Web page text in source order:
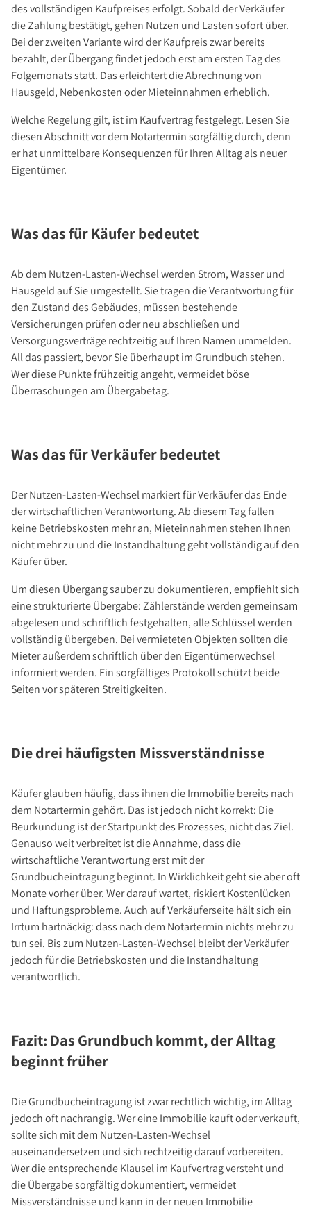
des vollständigen Kaufpreises erfolgt. Sobald der Verkäufer
die Zahlung bestätigt, gehen Nutzen und Lasten sofort über.
Bei der zweiten Variante wird der Kaufpreis zwar bereits
bezahlt, der Übergang findet jedoch erst am ersten Tag des
Folgemonats statt. Das erleichtert die Abrechnung von
Hausgeld, Nebenkosten oder Mieteinnahmen erheblich.
Welche Regelung gilt, ist im Kaufvertrag festgelegt. Lesen Sie
diesen Abschnitt vor dem Notartermin sorgfältig durch, denn
er hat unmittelbare Konsequenzen für Ihren Alltag als neuer
Eigentümer.
Was das für Käufer bedeutet
Ab dem Nutzen-Lasten-Wechsel werden Strom, Wasser und
Hausgeld auf Sie umgestellt. Sie tragen die Verantwortung für
den Zustand des Gebäudes, müssen bestehende
Versicherungen prüfen oder neu abschließen und
Versorgungsverträge rechtzeitig auf Ihren Namen ummelden.
All das passiert, bevor Sie überhaupt im Grundbuch stehen.
Wer diese Punkte frühzeitig angeht, vermeidet böse
Überraschungen am Übergabetag.
Was das für Verkäufer bedeutet
Der Nutzen-Lasten-Wechsel markiert für Verkäufer das Ende
der wirtschaftlichen Verantwortung. Ab diesem Tag fallen
keine Betriebskosten mehr an, Mieteinnahmen stehen Ihnen
nicht mehr zu und die Instandhaltung geht vollständig auf den
Käufer über.
Um diesen Übergang sauber zu dokumentieren, empfiehlt sich
eine strukturierte Übergabe: Zählerstände werden gemeinsam
abgelesen und schriftlich festgehalten, alle Schlüssel werden
vollständig übergeben. Bei vermieteten Objekten sollten die
Mieter außerdem schriftlich über den Eigentümerwechsel
informiert werden. Ein sorgfältiges Protokoll schützt beide
Seiten vor späteren Streitigkeiten.
Die drei häufigsten Missverständnisse
Käufer glauben häufig, dass ihnen die Immobilie bereits nach
dem Notartermin gehört. Das ist jedoch nicht korrekt: Die
Beurkundung ist der Startpunkt des Prozesses, nicht das Ziel.
Genauso weit verbreitet ist die Annahme, dass die
wirtschaftliche Verantwortung erst mit der
Grundbucheintragung beginnt. In Wirklichkeit geht sie aber oft
Monate vorher über. Wer darauf wartet, riskiert Kostenlücken
und Haftungsprobleme. Auch auf Verkäuferseite hält sich ein
Irrtum hartnäckig: dass nach dem Notartermin nichts mehr zu
tun sei. Bis zum Nutzen-Lasten-Wechsel bleibt der Verkäufer
jedoch für die Betriebskosten und die Instandhaltung
verantwortlich.
Fazit: Das Grundbuch kommt, der Alltag
beginnt früher
Die Grundbucheintragung ist zwar rechtlich wichtig, im Alltag
jedoch oft nachrangig. Wer eine Immobilie kauft oder verkauft,
sollte sich mit dem Nutzen-Lasten-Wechsel
auseinandersetzen und sich rechtzeitig darauf vorbereiten.
Wer die entsprechende Klausel im Kaufvertrag versteht und
die Übergabe sorgfältig dokumentiert, vermeidet
Missverständnisse und kann in der neuen Immobilie